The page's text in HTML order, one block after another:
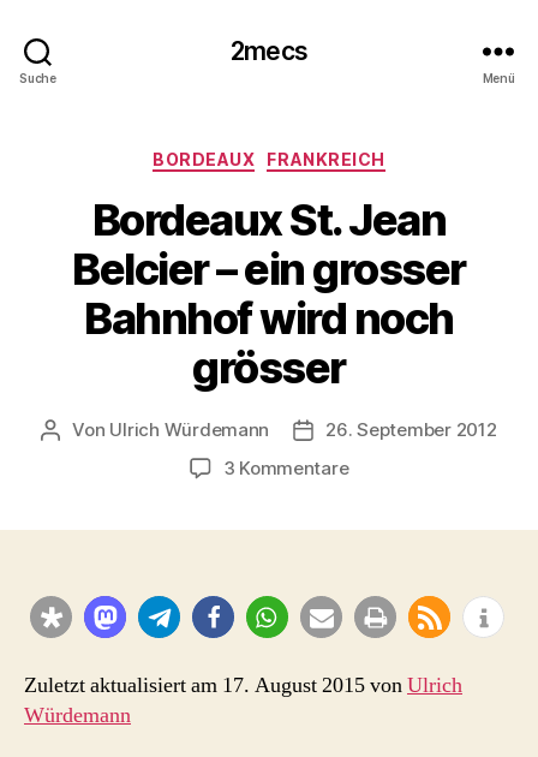
Suche
2mecs
Menü
Kategorien
BORDEAUX FRANKREICH
Bordeaux St. Jean
Belcier – ein grosser
Bahnhof wird noch
grösser
Beitragsautor
Von Ulrich Würdemann Beitragsdatum
26. September 2012
3 Kommentarezu
ein
Bahnhof
Zuletzt aktualisiert am 17. August 2015 vonUlrich
Würdemann